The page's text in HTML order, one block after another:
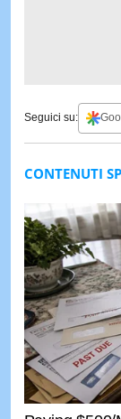
Seguici su: